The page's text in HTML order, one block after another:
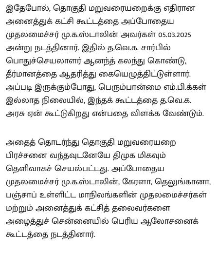
இதேபோல், தொகுதி மறுவரையறைக்கு எதிரான
அனைத்துக் கட்சி கூட்டத்தை அப்போதைய
முதலமைச்சர் மு.க.ஸ்டாலின் அவர்கள் 05.03.2025
அன்று நடத்தினார். இதில் த.வெ.க. சார்பில்
பொதுச்செயலாளர் ஆனந்த் கலந்து கொண்டு,
தீர்மானத்தை ஆதரித்து கையெழுத்திட்டுள்ளார்.
அப்படி இருக்கும்போது, பெரும்பான்மை எம்.பி.க்கள்
இல்லாத நிலையில், இந்தக் கூட்டத்தை த.வெ.க.
அரசு ஏன் கூட்டுகிறது என்பதை விளக்க வேண்டும்.
அதைத் தொடர்ந்து தொகுதி மறுவரையறை
பிரச்சனை வந்தவுடனேயே திமுக மிகவும்
தெளிவாகச் செயல்பட்டது. அப்போதைய
முதலமைச்சர் மு.க.ஸ்டாலின், கேரளா, தெலுங்கானா,
பஞ்சாப் உள்ளிட்ட மாநிலங்களின் முதலமைச்சர்கள்
மற்றும் அனைத்துக் கட்சித் தலைவர்களை
அழைத்துச் சென்னையில் பெரிய ஆலோசனைக்
கூட்டத்தை நடத்தினார்.